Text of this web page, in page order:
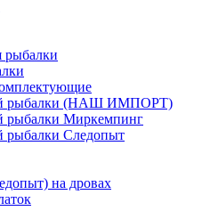
рыбалки
рыбалки (НАШ ИМПОРТ)
рыбалки Миркемпинг
рыбалки Следопыт
на дровах